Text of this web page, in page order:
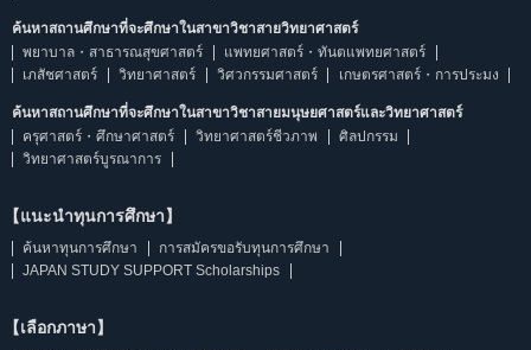
ค้นหาสถานศึกษาที่จะศึกษาในสาขาวิชาสายวิทยาศาสตร์
พยาบาล・สาธารณสุขศาสตร์
แพทยศาสตร์・ทันตแพทยศาสตร์
เภสัชศาสตร์
วิทยาศาสตร์ วิศวกรรมศาสตร์ เกษตรศาสตร์・การประมง
ค้นหาสถานศึกษาที่จะศึกษาในสาขาวิชาสายมนุษยศาสตร์และวิทยาศาสตร์
ครุศาสตร์・ศึกษาศาสตร์
วิทยาศาสตร์ชีวภาพ
ศิลปกรรม
วิทยาศาสตร์บูรณาการ
【แนะนำทุนการศึกษา】
ค้นหาทุนการศึกษา
การสมัครขอรับทุนการศึกษา
JAPAN STUDY SUPPORT Scholarships
【เลือกภาษา】